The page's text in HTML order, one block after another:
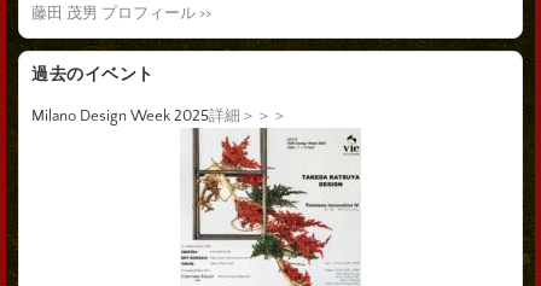
藤田 茂男 プロフィール >>
過去のイベント
Milano Design Week 2025詳細＞＞＞